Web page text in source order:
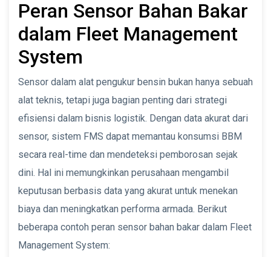
Peran Sensor Bahan Bakar
dalam Fleet Management
System
Sensor dalam alat pengukur bensin bukan hanya sebuah
alat teknis, tetapi juga bagian penting dari strategi
efisiensi dalam bisnis logistik. Dengan data akurat dari
sensor, sistem FMS dapat memantau konsumsi BBM
secara real-time dan mendeteksi pemborosan sejak
dini. Hal ini memungkinkan perusahaan mengambil
keputusan berbasis data yang akurat untuk menekan
biaya dan meningkatkan performa armada. Berikut
beberapa contoh peran sensor bahan bakar dalam Fleet
Management System: